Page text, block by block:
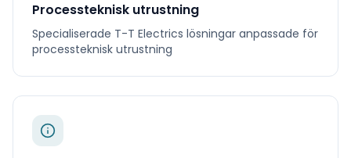
Processteknisk utrustning
Specialiserade T-T Electrics lösningar anpassade för
processteknisk utrustning